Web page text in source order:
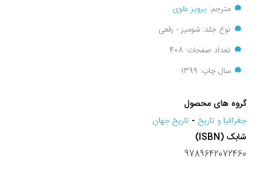
مترجم: پرویز علوی
نوع جلد: شومیز - رقعی
تعداد صفحات: 408
سال چاپ: 1399
گروه های محصول
جغرافيا و تاريخ - تاريخ جهان
شابک (ISBN)
9789642072460